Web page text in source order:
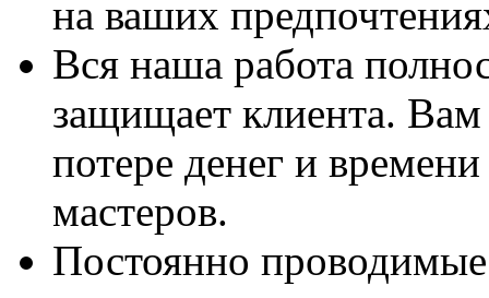
на ваших
Вся наша работа
защищает клиента. Вам
потере денег и
мастеров.
Постоянно